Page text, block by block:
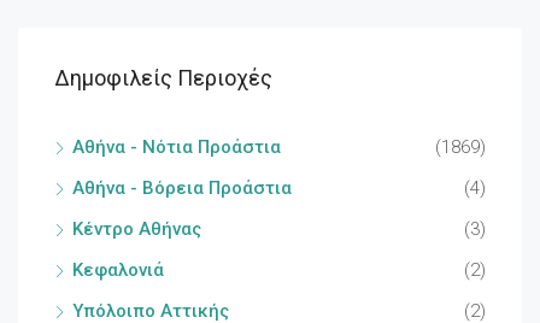
Δημοφιλείς Περιοχές
Αθήνα - Νότια Προάστια
(1869)
Αθήνα - Βόρεια Προάστια
(4)
Κέντρο Αθήνας
(3)
Κεφαλονιά
(2)
Υπόλοιπο Αττικής
(2)